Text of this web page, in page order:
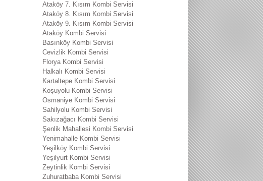
Ataköy 7. Kısım Kombi Servisi
Ataköy 8. Kısım Kombi Servisi
Ataköy 9. Kısım Kombi Servisi
Ataköy Kombi Servisi
Basınköy Kombi Servisi
Cevizlik Kombi Servisi
Florya Kombi Servisi
Halkalı Kombi Servisi
Kartaltepe Kombi Servisi
Koşuyolu Kombi Servisi
Osmaniye Kombi Servisi
Sahilyolu Kombi Servisi
Sakızağacı Kombi Servisi
Şenlik Mahallesi Kombi Servisi
Yenimahalle Kombi Servisi
Yeşilköy Kombi Servisi
Yeşilyurt Kombi Servisi
Zeytinlik Kombi Servisi
Zuhuratbaba Kombi Servisi